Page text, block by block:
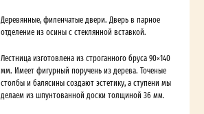
Деревянные, филенчатые двери. Дверь в парное
отделение из осины с стеклянной вставкой.
Лестница изготовлена из строганного бруса 90×140
мм. Имеет фигурный поручень из дерева. Точеные
столбы и балясины создают эстетику, а ступени мы
делаем из шпунтованной доски толщиной 36 мм.